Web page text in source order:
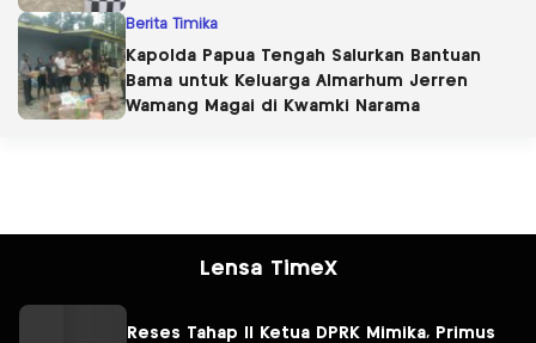
Berita Timika
Kapolda Papua Tengah Salurkan Bantuan
Bama untuk Keluarga Almarhum Jerren
Wamang Magai di Kwamki Narama
Lensa TimeX
Reses Tahap II Ketua DPRK Mimika, Primus